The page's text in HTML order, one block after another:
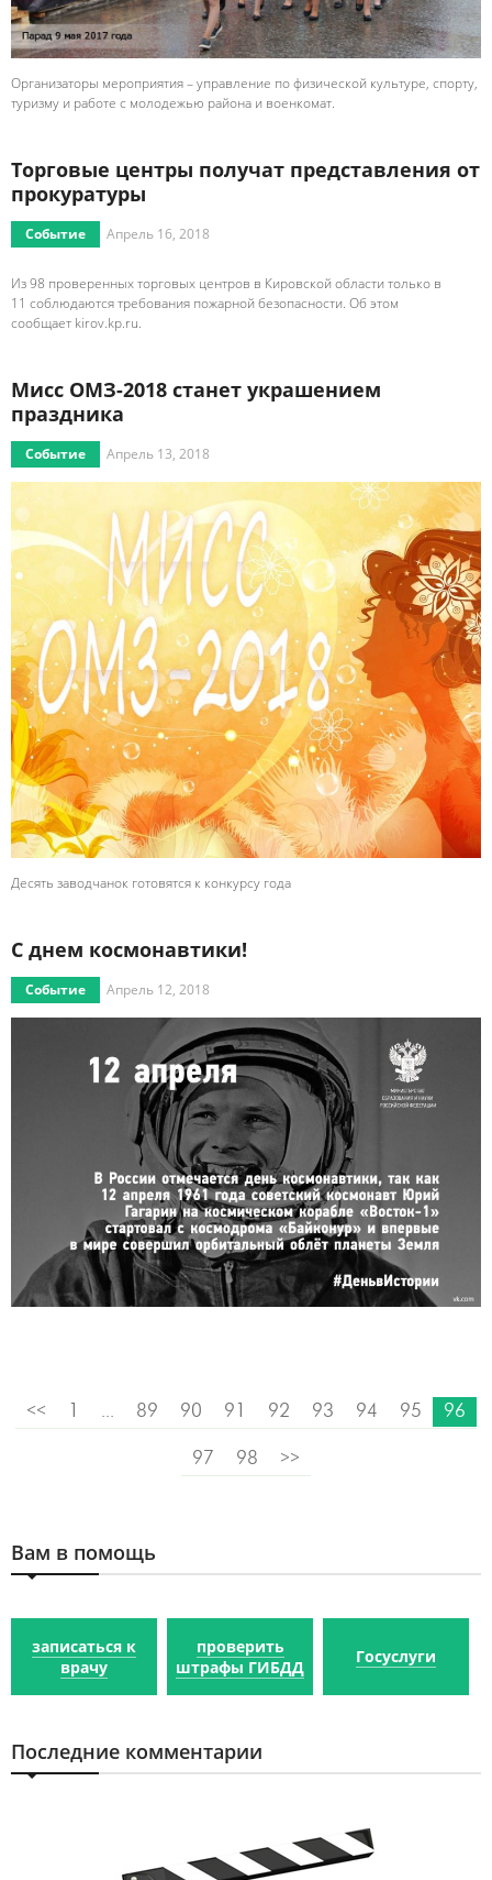
Организаторы мероприятия – управление по физической культуре, спорту,
туризму и работе с молодежью района и военкомат.
Торговые центры получат представления от
прокуратуры
Событие Апрель 16, 2018
Из 98 проверенных торговых центров в Кировской области только в
11 соблюдаются требования пожарной безопасности. Об этом
сообщает kirov.kp.ru.
Мисс ОМЗ-2018 станет украшением
праздника
Событие Апрель 13, 2018
Десять заводчанок готовятся к конкурсу года
С днем космонавтики!
Событие Апрель 12, 2018
<< 1 ... 89 90 91 92 93 94 95 96
97 98 >>
Вам в помощь
записаться к
врачу
проверить
штрафы ГИБДД
Госуслуги
Последние комментарии